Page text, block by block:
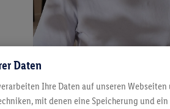
Daten
Ihre Daten auf unseren Webseiten
mit denen eine Speicherung und